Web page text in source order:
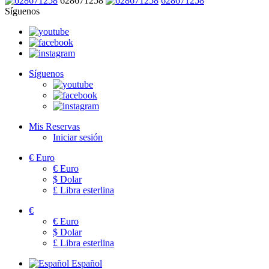
Síguenos
Síguenos
Mis Reservas
Iniciar sesión
€ Euro
€ Euro
$ Dolar
£ Libra esterlina
€
€ Euro
$ Dolar
£ Libra esterlina
Español